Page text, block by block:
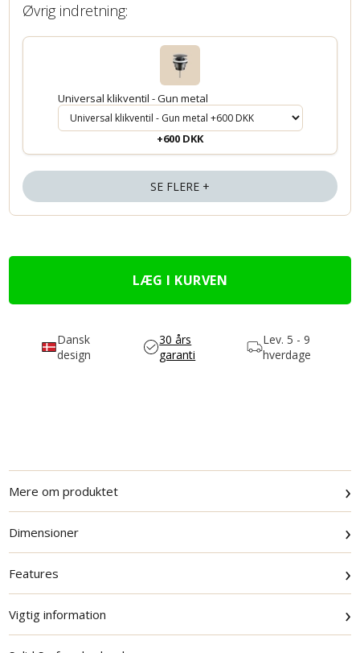
Øvrig indretning:
Universal klikventil - Gun metal
+600 DKK
SE FLERE +
Dansk
design
30 års
garanti
Lev.5 - 9
hverdage
Mere om produktet ›
Dimensioner ›
Features ›
Vigtig information ›